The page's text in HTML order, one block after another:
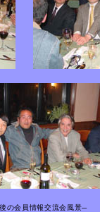
の会員情報交流会風景─